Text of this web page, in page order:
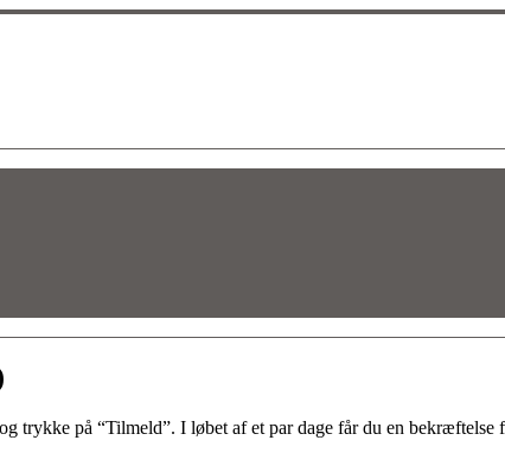
trykke på “Tilmeld”. I løbet af et par dage får du en